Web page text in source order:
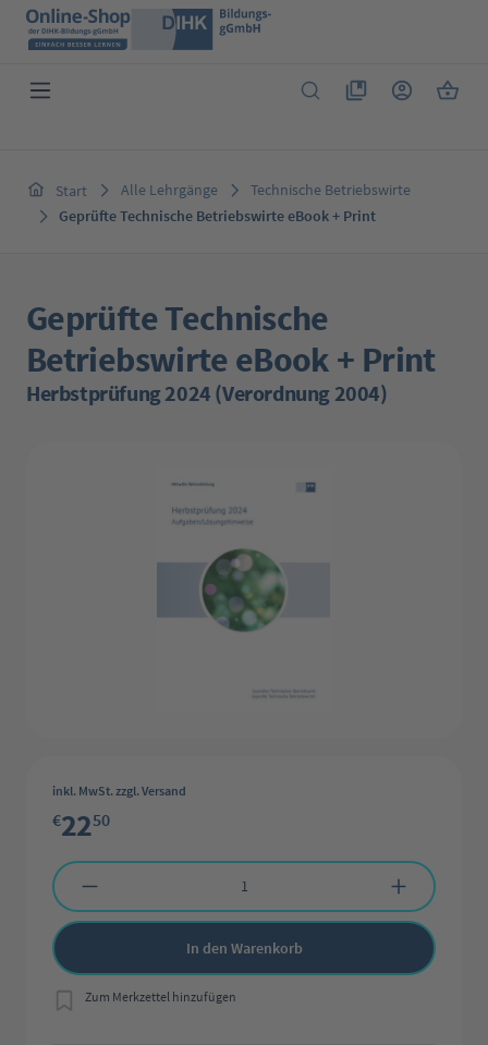
Zum Hauptinhalt springen
Du hast 0 Produkte
Start Alle Lehrgänge
Technische Betriebswirte
Geprüfte Technische Betriebswirte eBook + Print
Geprüfte Technische
Betriebswirte eBook + Print
Herbstprüfung 2024 (Verordnung 2004)
inkl. MwSt. zzgl. Versand
€2250
Produkt Anzahl: Gib den gewünschten Wert ein oder benutze die
In den Warenkorb
Zum Merkzettel hinzufügen